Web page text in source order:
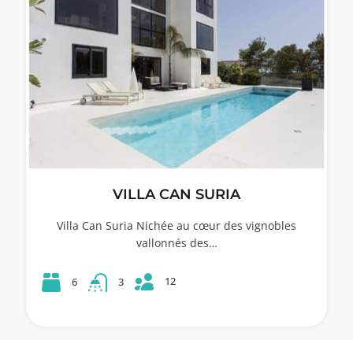
VILLA CAN SURIA
Villa Can Suria Nichée au cœur des vignobles
vallonnés des…
6 3 12